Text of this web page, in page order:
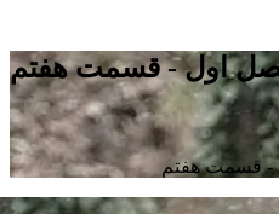
اول - قسمت هفتم
- قسمت هفتم